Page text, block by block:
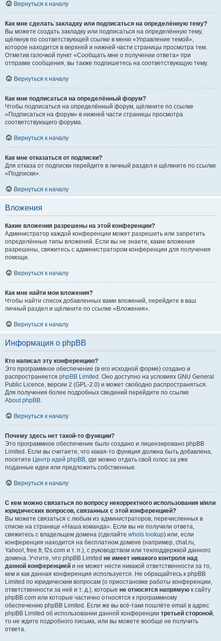
Вернуться к началу
Как мне сделать закладку или подписаться на определённую тему?
Вы можете создать закладку или подписаться на определённую тему,
щёлкнув по соответствующей ссылке в меню «Управление темой»,
которое находится в верхней и нижней части страницы просмотра тем.
Отметив галочкой пункт «Сообщать мне о получении ответа» при
отправке сообщения, вы также подпишетесь на соответствующую тему.
Вернуться к началу
Как мне подписаться на определённый форум?
Чтобы подписаться на определённый форум, щёлкните по ссылке
«Подписаться на форум» в нижней части страницы просмотра
соответствующего форума.
Вернуться к началу
Как мне отказаться от подписки?
Для отказа от подписки перейдите в личный раздел и щёлкните по ссылке
«Подписки».
Вернуться к началу
Вложения
Какие вложения разрешены на этой конференции?
Администратор каждой конференции может разрешить или запретить
определённые типы вложений. Если вы не знаете, какие вложения
разрешены, свяжитесь с администратором конференции для получения
помощи.
Вернуться к началу
Как мне найти мои вложения?
Чтобы найти список добавленных вами вложений, перейдите в ваш
личный раздел и щёлкните по ссылке «Вложения».
Вернуться к началу
Информация о phpBB
Кто написал эту конференцию?
Это программное обеспечение (в его исходной форме) создано и
распространяется phpBB Limited . Оно доступно на условиях GNU General
Public Licence, версии 2 (GPL-2.0) и может свободно распространяться.
Для получения более подробных сведений перейдите по ссылке
About phpBB.
Вернуться к началу
Почему здесь нет такой-то функции?
Это программное обеспечение было создано и лицензировано phpBB
Limited. Если вы считаете, что какая-то функция должна быть добавлена,
посетите Центр идей phpBB, где можно отдать свой голос за уже
поданные идеи или предложить собственные.
Вернуться к началу
С кем можно связаться по вопросу некорректного использования и/или
юридических вопросов, связанных с этой конференцией?
Вы можете связаться с любым из администраторов, перечисленных в
списке на странице «Наша команда». Если вы не получили ответа,
свяжитесь с владельцем домена (сделайте whois lookup) или, если
конференция находится на бесплатном домене (например, chat.ru,
Yahoo!, free.fr, f2s.com и т. п.), с руководством или техподдержкой данного
домена. Учтите, что phpBB Limited не имеет никакого контроля над
данной конференцией и не может нести никакой ответственности за то,
кем и как данная конференция используется. Не обращайтесь к phpBB
Limited по юридическим вопросам (о приостановке работы конференции,
ответственности за неё и т. д.), которые не относятся напрямую к сайту
phpBB.com или которые частично относятся к программному
обеспечению phpBB Limited. Если же вы всё-таки пошлёте email в адрес
phpBB Limited об использовании данной конференции третьей стороной,
то не ждите подробного письма, или вы можете вообще не получить
ответа.